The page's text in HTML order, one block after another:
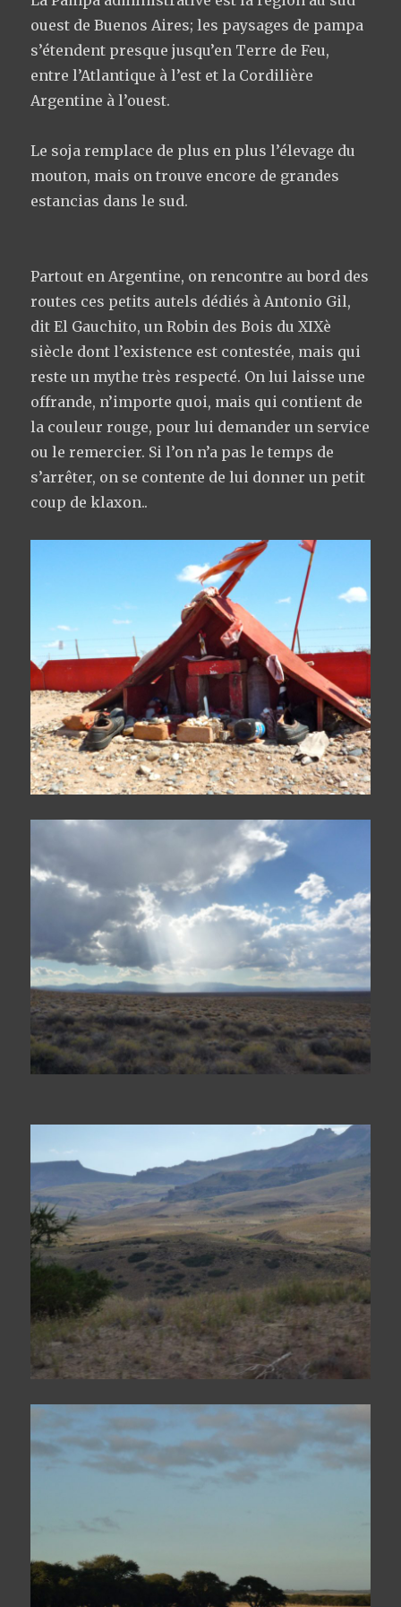
ouest de Buenos Aires; les paysages de pampa
s’étendent presque jusqu’en Terre de Feu,
entre l’Atlantique à l’est et la Cordilière
Argentine à l’ouest.
Le soja remplace de plus en plus l’élevage du
mouton, mais on trouve encore de grandes
estancias dans le sud.
Partout en Argentine, on rencontre au bord des
routes ces petits autels dédiés à Antonio Gil,
dit El Gauchito, un Robin des Bois du XIXè
siècle dont l’existence est contestée, mais qui
reste un mythe très respecté. On lui laisse une
offrande, n’importe quoi, mais qui contient de
la couleur rouge, pour lui demander un service
ou le remercier. Si l’on n’a pas le temps de
s’arrêter, on se contente de lui donner un petit
coup de klaxon..